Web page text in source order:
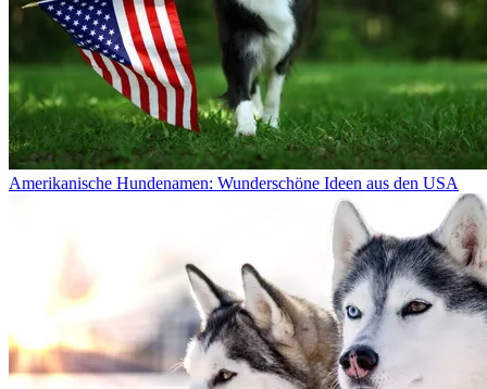
Amerikanische Hundenamen: Wunderschöne Ideen aus den USA